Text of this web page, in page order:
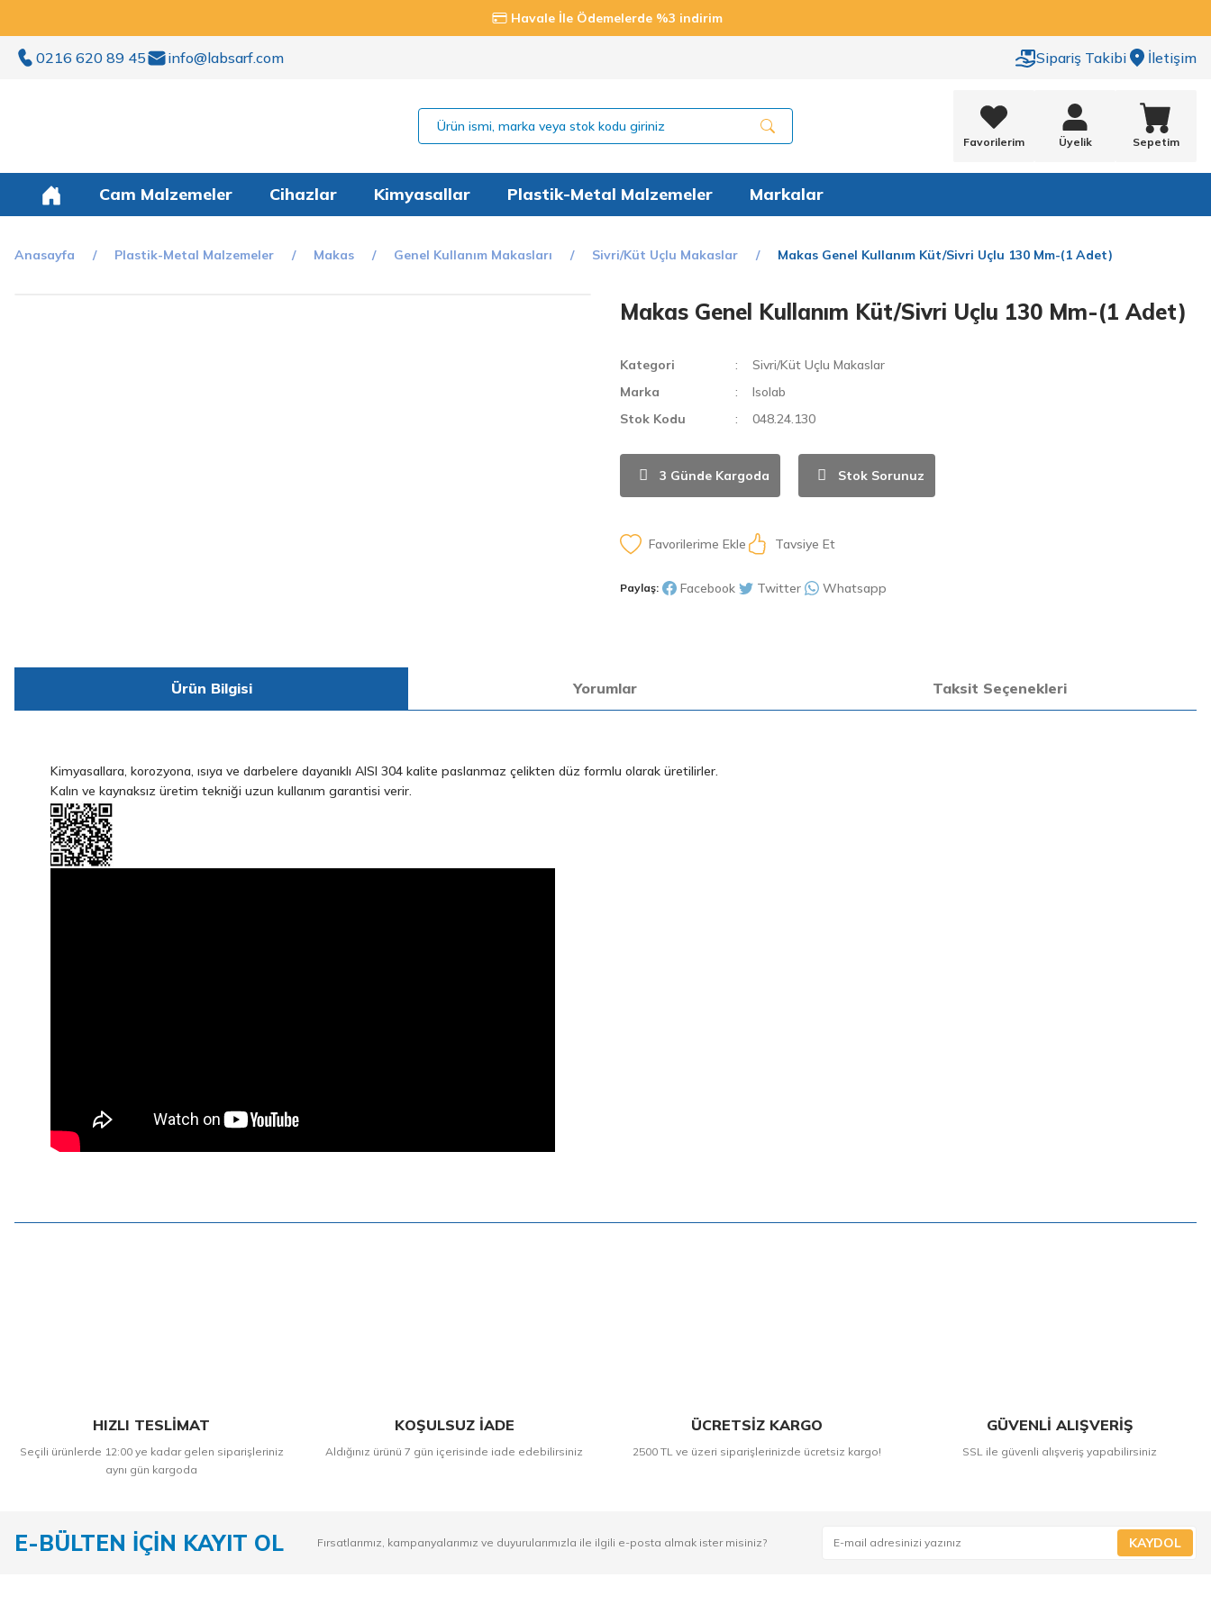
Havale İle Ödemelerde %3 indirim
0216 620 89 45 info@labsarf.com Sipariş Takibi İletişim
Favorilerim Üyelik Sepetim
Cam Malzemeler Cihazlar Kimyasallar Plastik-Metal Malzemeler Markalar
Anasayfa Plastik-Metal Malzemeler Makas Genel Kullanım Makasları Sivri/Küt Uçlu Makaslar Makas Genel Kullanım Küt/Sivri Uçlu 130 Mm-(1 Adet)
Makas Genel Kullanım Küt/Sivri Uçlu 130 Mm-(1 Adet)
Kategori
Sivri/Küt Uçlu Makaslar
Marka
Isolab
Stok Kodu
048.24.130
3 Günde Kargoda Stok Sorunuz
Tavsiye Et
Paylaş: Facebook Twitter Whatsapp
Ürün Bilgisi Yorumlar Taksit Seçenekleri
Kimyasallara, korozyona, ısıya ve darbelere dayanıklı AISI 304 kalite paslanmaz çelikten düz formlu olarak üretilirler.
Kalın ve kaynaksız üretim tekniği uzun kullanım garantisi verir.
HIZLI TESLİMAT
Seçili ürünlerde 12:00 ye kadar gelen siparişleriniz
aynı gün kargoda
KOŞULSUZ İADE
Aldığınız ürünü 7 gün içerisinde iade edebilirsiniz
ÜCRETSİZ KARGO
2500 TL ve üzeri siparişlerinizde ücretsiz kargo!
GÜVENLİ ALIŞVERİŞ
SSL ile güvenli alışveriş yapabilirsiniz
E-BÜLTEN İÇİN KAYIT OL Fırsatlarımız, kampanyalarımız ve duyurularımızla ile ilgili e-posta almak ister misiniz? KAYDOL